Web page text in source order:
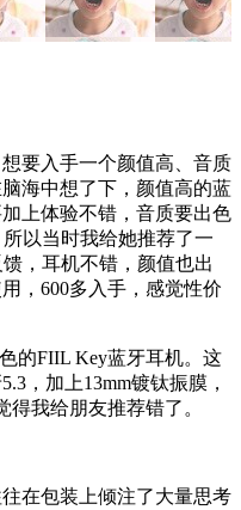
要入手一个颜值高、音质
海中想了下，颜值高的蓝
上体验不错，音质要出色
以当时我给她推荐了一
，耳机不错，颜值也出
，600多入手，感觉性价
的FIIL Key蓝牙耳机。这
，加上13mm镀钛振膜，
我给朋友推荐错了。
在包装上倾注了大量思考